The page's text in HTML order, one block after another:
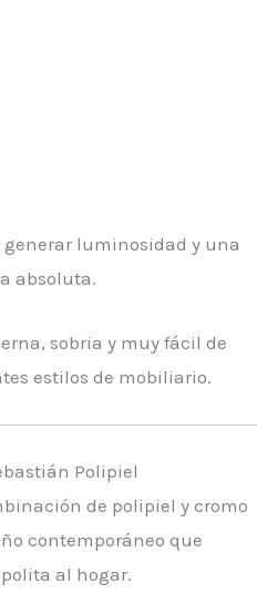
generar luminosidad y una
absoluta.
sobria y muy fácil de
estilos de mobiliario.
Polipiel
de polipiel y cromo
contemporáneo que
al hogar.